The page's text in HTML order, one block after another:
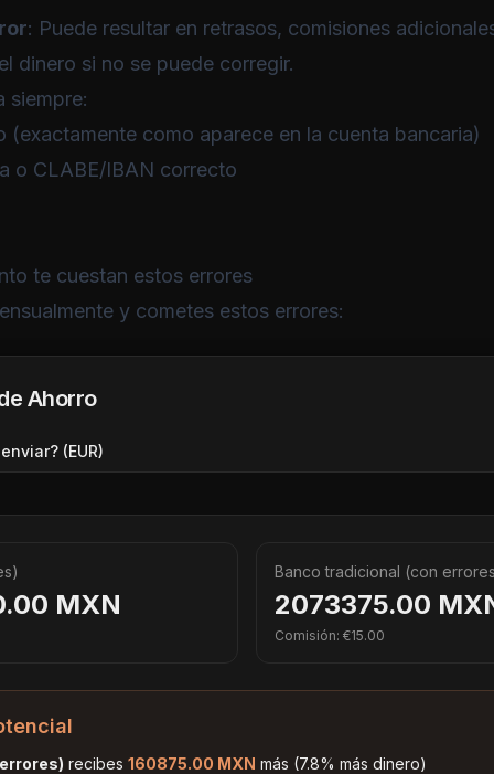
: Puede resultar en retrasos, comisiones
dinero si no se puede corregir.
siempre:
(exactamente como aparece en la cuenta bancaria)
o CLABE/IBAN correcto
te cuestan estos errores
y cometes estos errores:
Ahorro
(EUR)
MXN
Banco tradicional (con
2073375.00
Comisión: €15.00
recibes 160875.00 MXN más (7.8% más dinero)